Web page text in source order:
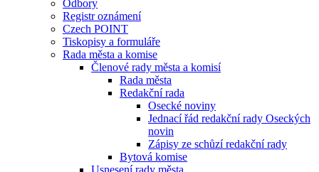
Odbory
Registr oznámení
Czech POINT
Tiskopisy a formuláře
Rada města a komise
Členové rady města a komisí
Rada města
Redakční rada
Osecké noviny
Jednací řád redakční rady Oseckých
novin
Zápisy ze schůzí redakční rady
Bytová komise
Usnesení rady města